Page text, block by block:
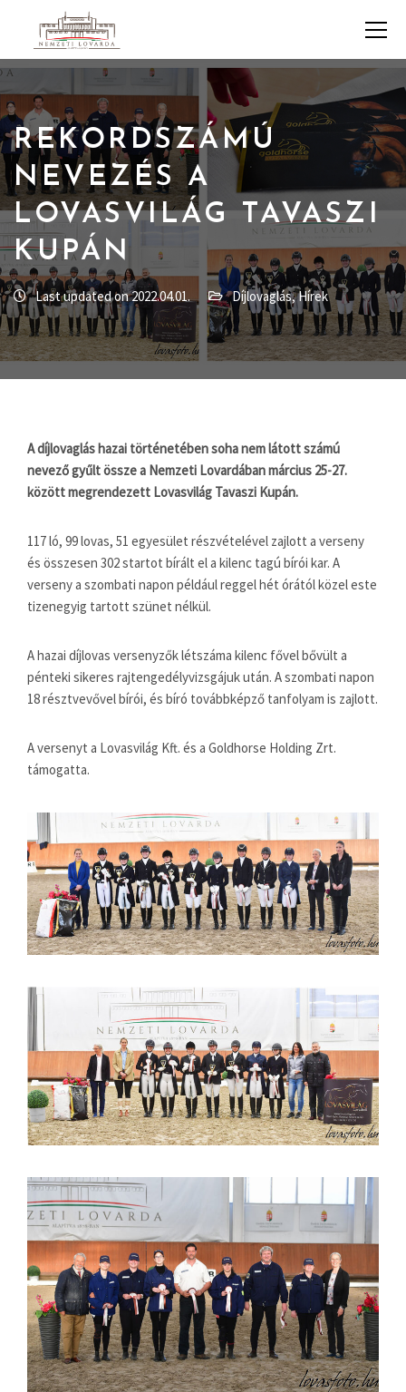
REKORDSZÁMÚ
NEVEZÉS A
LOVASVILÁG TAVASZI
KUPÁN
Last updated on 2022.04.01. Díjlovaglás,Hírek
A díjlovaglás hazai történetében soha nem látott számú
nevező gyűlt össze a Nemzeti Lovardában március 25-27.
között megrendezett Lovasvilág Tavaszi Kupán.
117 ló, 99 lovas, 51 egyesület részvételével zajlott a verseny
és összesen 302 startot bírált el a kilenc tagú bírói kar. A
verseny a szombati napon például reggel hét órától közel este
tizenegyig tartott szünet nélkül.
A hazai díjlovas versenyzők létszáma kilenc fővel bővült a
pénteki sikeres rajtengedélyvizsgájuk után. A szombati napon
18 résztvevővel bírói, és bíró továbbképző tanfolyam is zajlott.
A versenyt a Lovasvilág Kft. és a Goldhorse Holding Zrt.
támogatta.